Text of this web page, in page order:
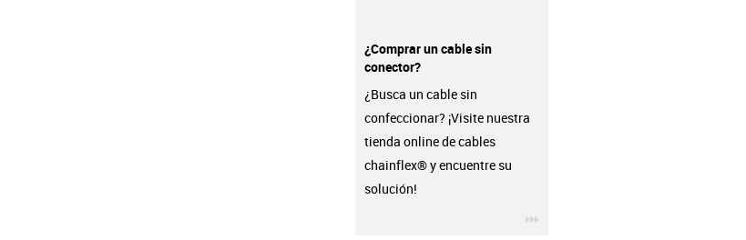
¿Comprar un cable sin
conector?
¿Busca un cable sin
confeccionar? ¡Visite nuestra
tienda online de cables
chainflex® y encuentre su
solución!